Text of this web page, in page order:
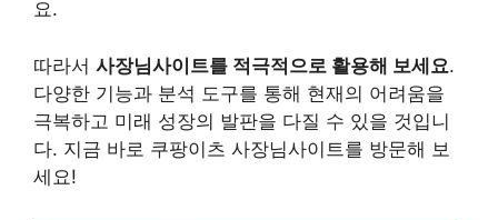
요.
따라서 사장님사이트를 적극적으로 활용해 보세요.
다양한 기능과 분석 도구를 통해 현재의 어려움을
극복하고 미래 성장의 발판을 다질 수 있을 것입니
다. 지금 바로 쿠팡이츠 사장님사이트를 방문해 보
세요!